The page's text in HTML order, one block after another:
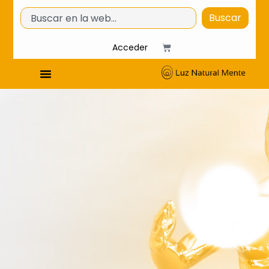
Buscar
Acceder